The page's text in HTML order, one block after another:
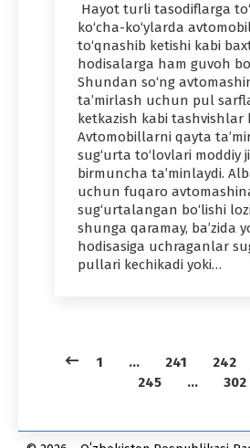
Hayot turli tasodiflarga
ko‘cha-ko‘ylarda
to‘qnashib ketishi kabi
hodisalarga ham guvoh
Shundan so‘ng
ta’mirlash uchun pul
ketkazish kabi tashvishlar
Avtomobillarni qayta
sug‘urta to‘lovlari moddiy
birmuncha ta’minlaydi.
uchun fuqaro
sug‘urtalangan bo‘lishi
shunga qaramay, ba’zida
hodisasiga uchraganlar
pullari kechikadi yoki…
1 … 241 242
245
… 302